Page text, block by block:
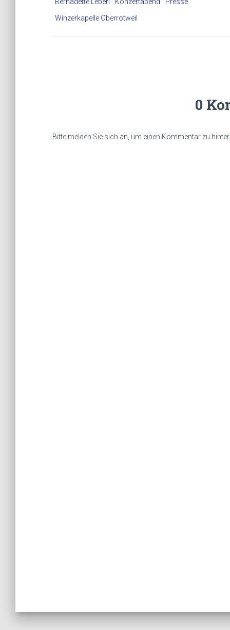
Bernadette Leberl
Konzertabend
Presse
Winzerkapelle Oberrotweil
0
Bitte melden Sie sich an, um einen Kommentar zu